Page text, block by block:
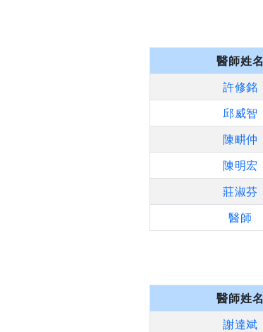
醫師姓名
許修銘
邱威智
陳畊仲
陳明宏
莊淑芬
醫師
醫師姓名
謝達斌